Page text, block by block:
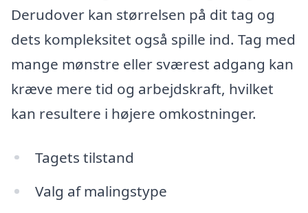
Derudover kan størrelsen på dit tag og
dets kompleksitet også spille ind. Tag med
mange mønstre eller sværest adgang kan
kræve mere tid og arbejdskraft, hvilket
kan resultere i højere omkostninger.
Tagets tilstand
Valg af malingstype